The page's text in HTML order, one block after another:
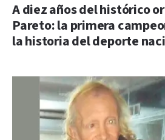
A diez años del histórico
Pareto: la primera
la historia del deporte